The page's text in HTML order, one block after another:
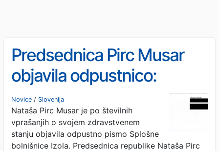
Predsednica Pirc Musar
objavila odpustnico:
javnosti pokazala
preglede, laboratorijske
izvide in diagnozi (FOTO)
Novice / Slovenija
Nataša Pirc Musar je po številnih
vprašanjih o svojem zdravstvenem
stanju objavila odpustno pismo Splošne
bolnišnice Izola. Predsednica republike Nataša Pirc